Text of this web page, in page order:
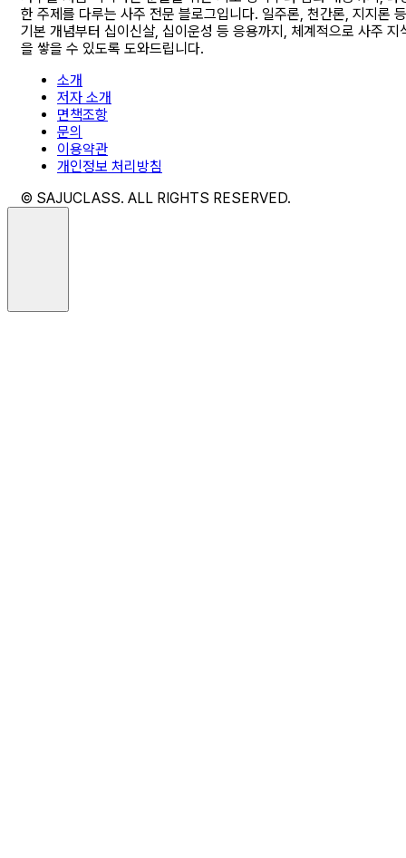
한 주제를 다루는 사주 전문 블로그입니다. 일주론, 천간론, 지지론 등
기본 개념부터 십이신살, 십이운성 등 응용까지, 체계적으로 사주 지
을 쌓을 수 있도록 도와드립니다.
소개
저자 소개
면책조항
문의
이용약관
개인정보 처리방침
© SAJUCLASS. ALL RIGHTS RESERVED.